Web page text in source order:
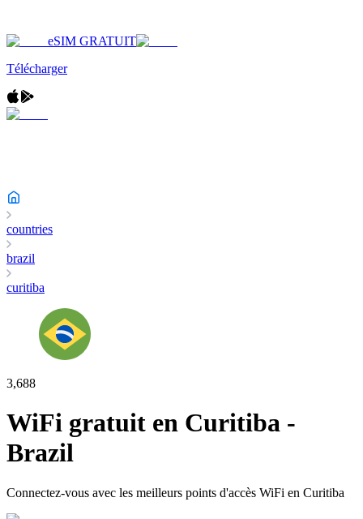
eSIM GRATUIT
Télécharger
countries
brazil
curitiba
3,688
WiFi gratuit en Curitiba -
Brazil
Connectez-vous avec les meilleurs points d'accès WiFi en Curitiba